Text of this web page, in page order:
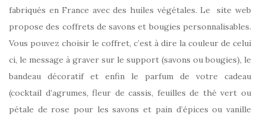
fabriqués en France avec des huiles végétales. Le site web
propose des coffrets de savons et bougies personnalisables.
Vous pouvez choisir le coffret, c’est à dire la couleur de celui
ci, le message à graver sur le support (savons ou bougies), le
bandeau décoratif et enfin le parfum de votre cadeau
(cocktail d’agrumes, fleur de cassis, feuilles de thé vert ou
pétale de rose pour les savons et pain d’épices ou vanille